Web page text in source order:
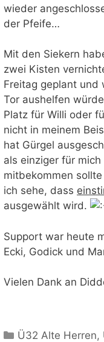
wieder
der Pfeife…
Mit den Siekern
zwei Kisten
Freitag geplant und
Tor aushelfen
Platz für Willi oder
nicht in meinem
hat Gürgel
als einziger für
mitbekommen
ich sehe, dass
ausgewählt wird.
Support war heute
Ecki, Godick und
Vielen Dank an
Kategorien
Ü32 Alte Herren,